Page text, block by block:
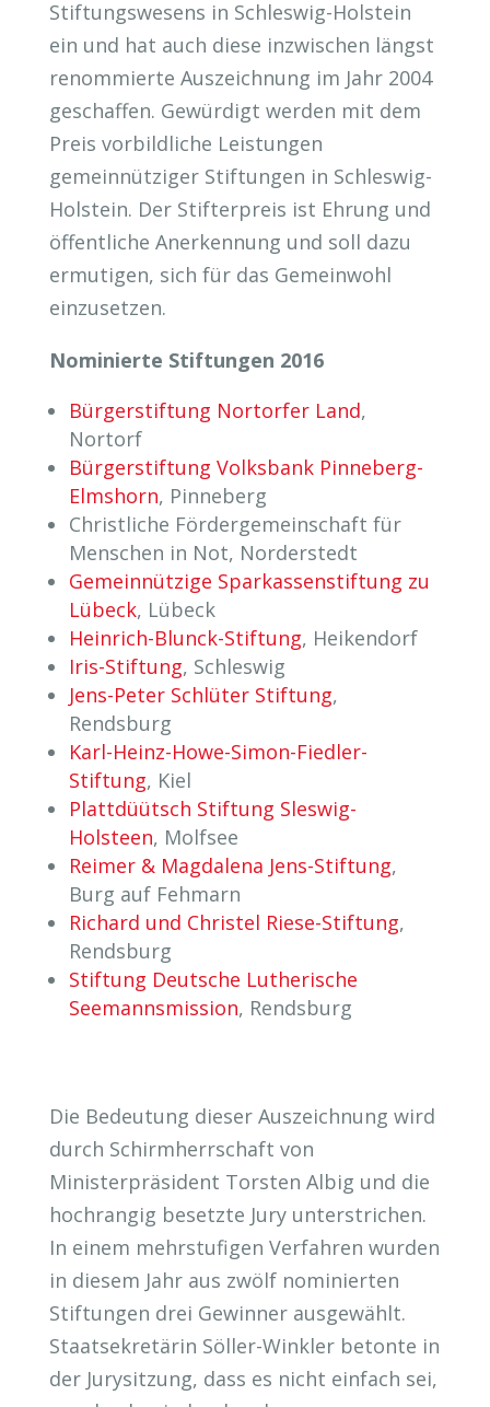
Stiftungswesens in Schleswig-Holstein
ein und hat auch diese inzwischen längst
renommierte Auszeichnung im Jahr 2004
geschaffen. Gewürdigt werden mit dem
Preis vorbildliche Leistungen
gemeinnütziger Stiftungen in Schleswig-
Holstein. Der Stifterpreis ist Ehrung und
öffentliche Anerkennung und soll dazu
ermutigen, sich für das Gemeinwohl
einzusetzen.
Nominierte Stiftungen 2016
Bürgerstiftung Nortorfer Land,
Nortorf
Bürgerstiftung Volksbank Pinneberg-
Elmshorn, Pinneberg
Christliche Fördergemeinschaft für
Menschen in Not, Norderstedt
Gemeinnützige Sparkassenstiftung zu
Lübeck, Lübeck
Heinrich-Blunck-Stiftung, Heikendorf
Iris-Stiftung, Schleswig
Jens-Peter Schlüter Stiftung,
Rendsburg
Karl-Heinz-Howe-Simon-Fiedler-
Stiftung, Kiel
Plattdüütsch Stiftung Sleswig-
Holsteen, Molfsee
Reimer & Magdalena Jens-Stiftung,
Burg auf Fehmarn
Richard und Christel Riese-Stiftung,
Rendsburg
Stiftung Deutsche Lutherische
Seemannsmission, Rendsburg
Die Bedeutung dieser Auszeichnung wird
durch Schirmherrschaft von
Ministerpräsident Torsten Albig und die
hochrangig besetzte Jury unterstrichen.
In einem mehrstufigen Verfahren wurden
in diesem Jahr aus zwölf nominierten
Stiftungen drei Gewinner ausgewählt.
Staatsekretärin Söller-Winkler betonte in
der Jurysitzung, dass es nicht einfach sei,